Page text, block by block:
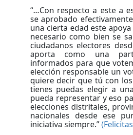
“…Con respecto a este a
se aprobado
una cierta edad este
necesario como bien se
ciudadanos electores
aporta como una
informados para que
elección responsable un
quiere decir que tú con
tienes puedas elegir a
pueda representar y eso
elecciones distritales,
nacionales desde ese
iniciativa siempre.”